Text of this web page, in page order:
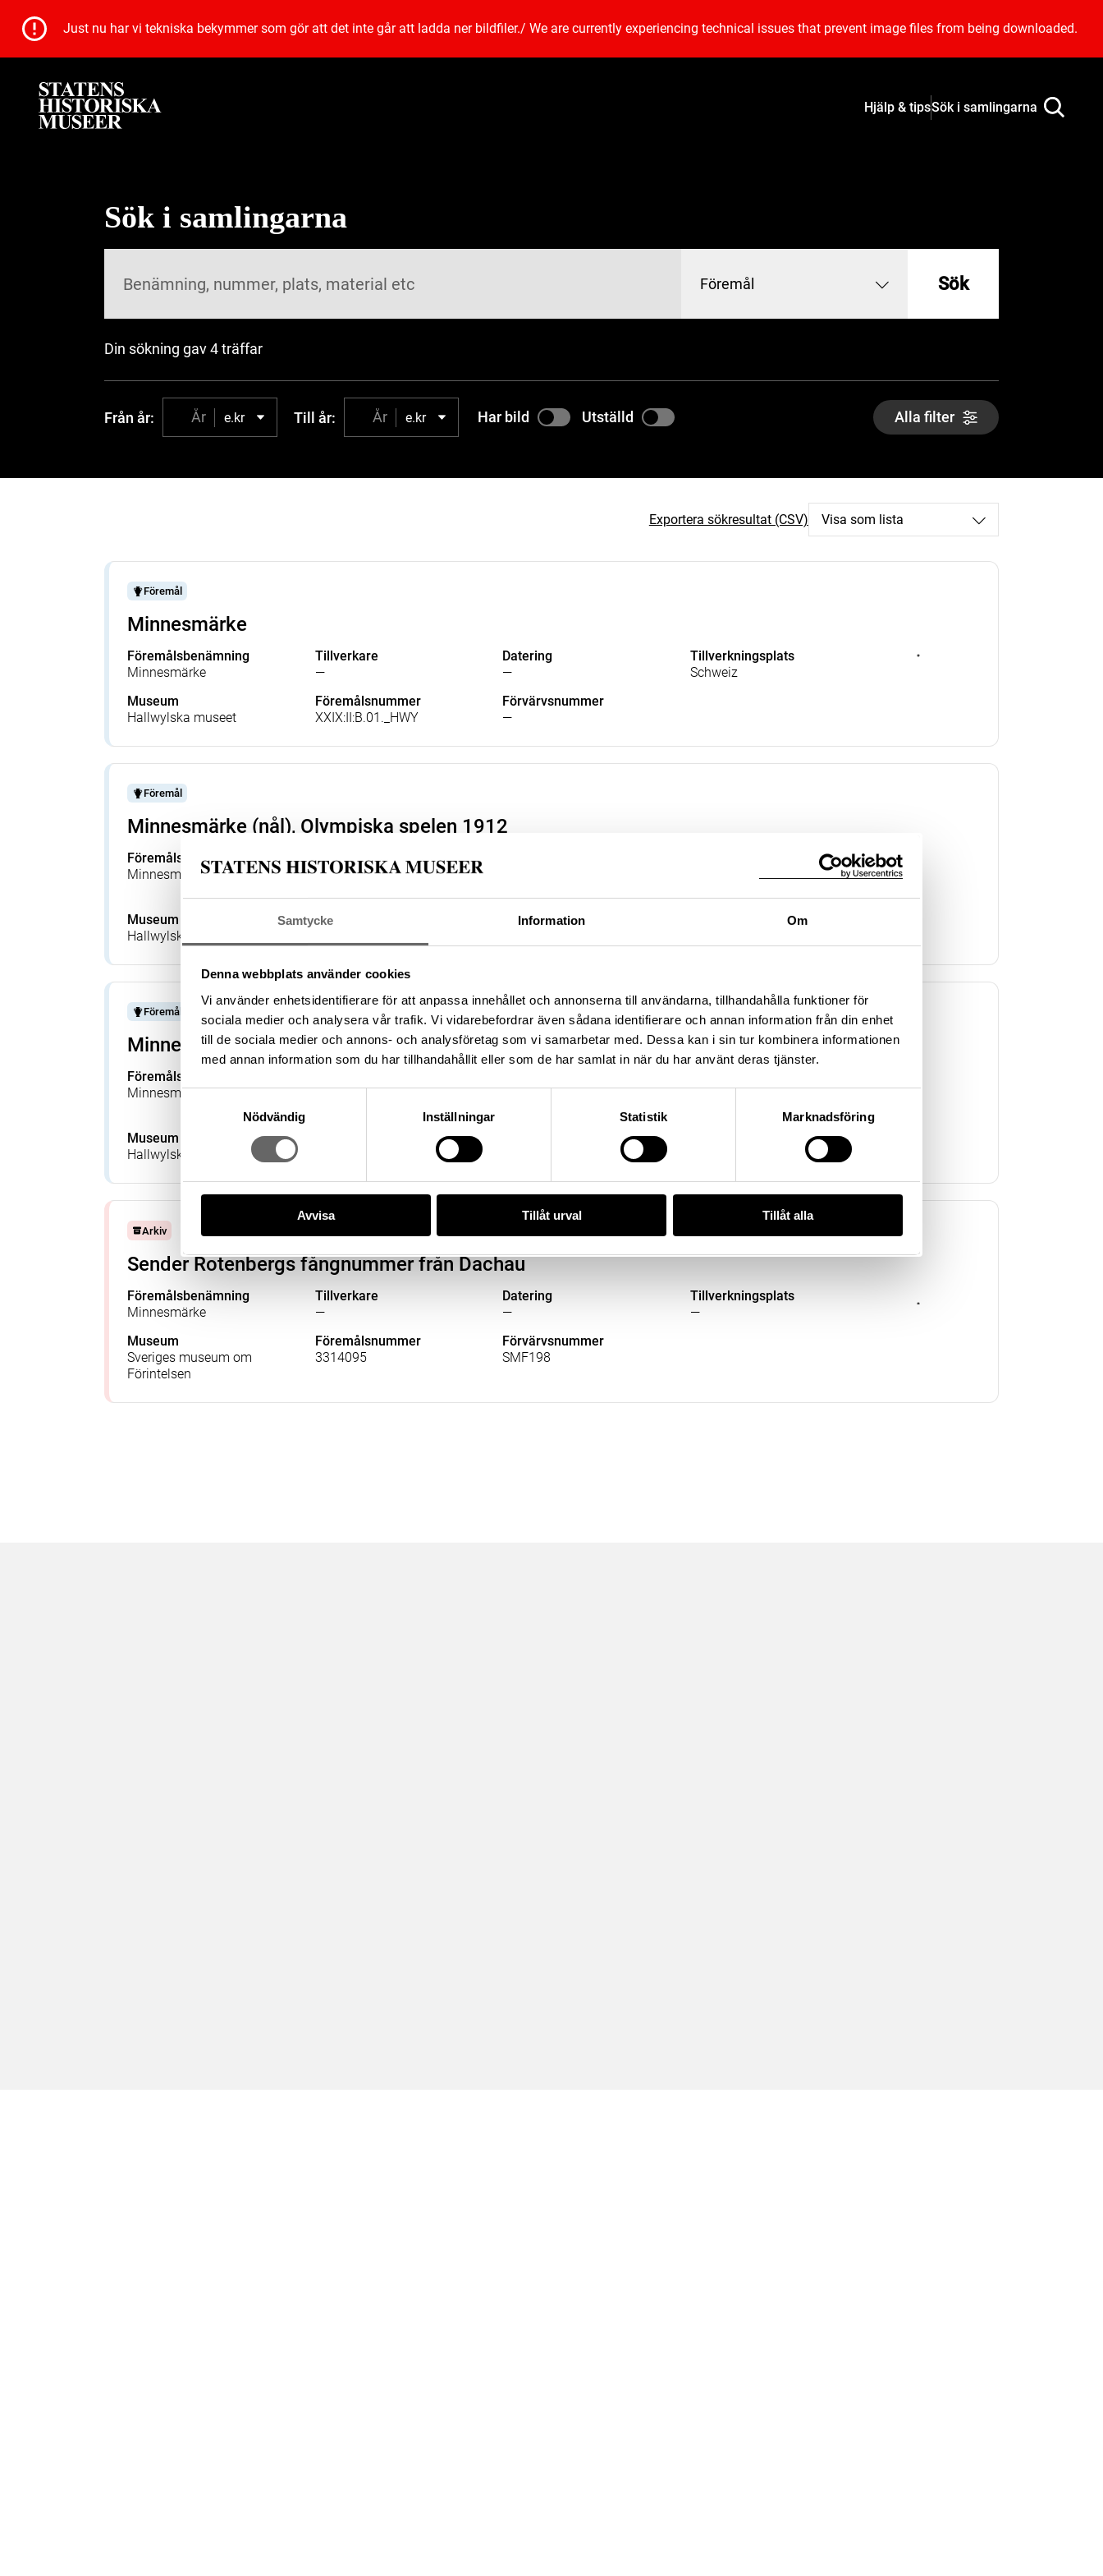
Samtycke Information Om
Denna webbplats använder cookies
Vi använder enhetsidentifierare för att anpassa innehållet och annonserna till användarna, tillhandahålla funktioner för
sociala medier och analysera vår trafik. Vi vidarebefordrar även sådana identifierare och annan information från din enhet
till de sociala medier och annons- och analysföretag som vi samarbetar med. Dessa kan i sin tur kombinera informationen
med annan information som du har tillhandahållit eller som de har samlat in när du har använt deras tjänster.
Nödvändig
Inställningar Statistik Marknadsföring
Avvisa Tillåt urval Tillåt alla
Just nu har vi tekniska bekymmer som gör att det inte går att ladda ner bildfiler./ We are currently experiencing technical issues that prevent image files from being downloaded.
Hjälp & tipsSök i samlingarna
Sök i samlingarna
Föremål Sök
Din sökning gav 4 träffar
Från år: e.kr Till år: e.kr Har bild Utställd Alla filter
Exportera sökresultat (CSV) Visa som lista
Föremål
Minnesmärke
Föremålsbenämning
Minnesmärke
Tillverkare
—
Datering
—
Tillverkningsplats
Schweiz
Museum
Hallwylska museet
Föremålsnummer
XXIX:II:B.01._HWY
Förvärvsnummer
—
Föremål
Minnesmärke (nål), Olympiska spelen 1912
Föremålsbenämning
Minnesmärke
Tillverkare
Hjortzberg, Olle (Tillverkare),
Sverige, Stockholm
Museum
Hallwylska museet
Föremålsnummer
Förvärvsnummer
Föremål
Minnesmärke (nål), Olympiska spelen 1912
Föremålsbenämning
Minnesmärke
Olympiska spelen i Antwerpen
—
Sverige, Stockholm
Museum
Hallwylska museet
Arkiv
Sender Rotenbergs fångnummer från Dachau
Föremålsbenämning
Minnesmärke
Tillverkare
—
Datering
—
Tillverkningsplats
—
Museum
Sveriges museum om
Förintelsen
Föremålsnummer
3314095
Förvärvsnummer
SMF198